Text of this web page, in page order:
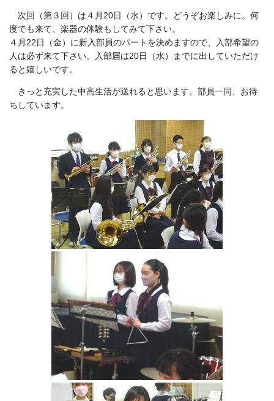
次回（第３回）は４月20日（水）です。どうぞお楽しみに。何
度でも来て、楽器の体験もしてみて下さい。
４月22日（金）に新入部員のパートを決めますので、入部希望の
人は必ず来て下さい。入部届は20日（水）までに出していただけ
ると嬉しいです。
きっと充実した中高生活が送れると思います。部員一同、お待
ちしています。